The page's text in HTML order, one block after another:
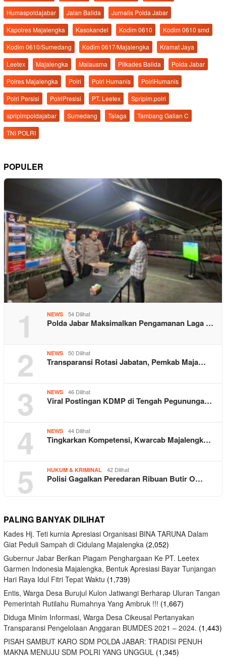
Humaspoldajabar Jalan Balida
Jurnalis Polda Jabar
Kapolres Majalengka
Kasokandel Kodim 0610
Kodim 0610 smd
Kodim 0610/Sumedang
Kodim 0617/Majalengka
Kramat Jaya
Leetex
Majalengka Malausma Pilkades Balida
Polda Jabar
Polres Majalengka
Polri Polri Humanis
PolriHumanis
Polri Persisi
PolriPresisi PT. Leetex
Spripim.polri
spripimpoldajabar
Sumedang Talaga
Tambang Galian C
TNI POLRI
POPULER
1 NEWS 54 Dilihat
Polda Jabar Maksimalkan Pengamanan Laga …
2 NEWS 50 Dilihat
Transparansi Rotasi Jabatan, Pemkab Maja…
3 NEWS 46 Dilihat
Viral Postingan KDMP di Tengah Pegununga…
4 NEWS 44 Dilihat
Tingkarkan Kompetensi, Kwarcab Majalengk…
5 HUKUM & KRIMINAL 42 Dilihat
Polisi Gagalkan Peredaran Ribuan Butir O…
PALING BANYAK DILIHAT
Kades Hj. Teti kurnia Apresiasi Organisasi BINA TARUNA Dalam
Giat Peduli Sampah di Cidulang Majalengka (2,052)
Gubernur Jabar Berikan Piagam Penghargaan Ke PT. Leetex
Garmen Indonesia Majalengka, Bentuk Apresiasi Bayar Tunjangan
Hari Raya Idul Fitri Tepat Waktu (1,739)
Entis, Warga Desa Burujul Kulon Jatiwangi Berharap Uluran Tangan
Pemerintah Rutilahu Rumahnya Yang Ambruk !!! (1,667)
Diduga Minim Informasi, Warga Desa Cikeusal Pertanyakan
Transparansi Pengelolaan Anggaran BUMDES 2021 – 2024. (1,443)
PISAH SAMBUT KARO SDM POLDA JABAR: TRADISI PENUH
MAKNA MENUJU SDM POLRI YANG UNGGUL (1,345)